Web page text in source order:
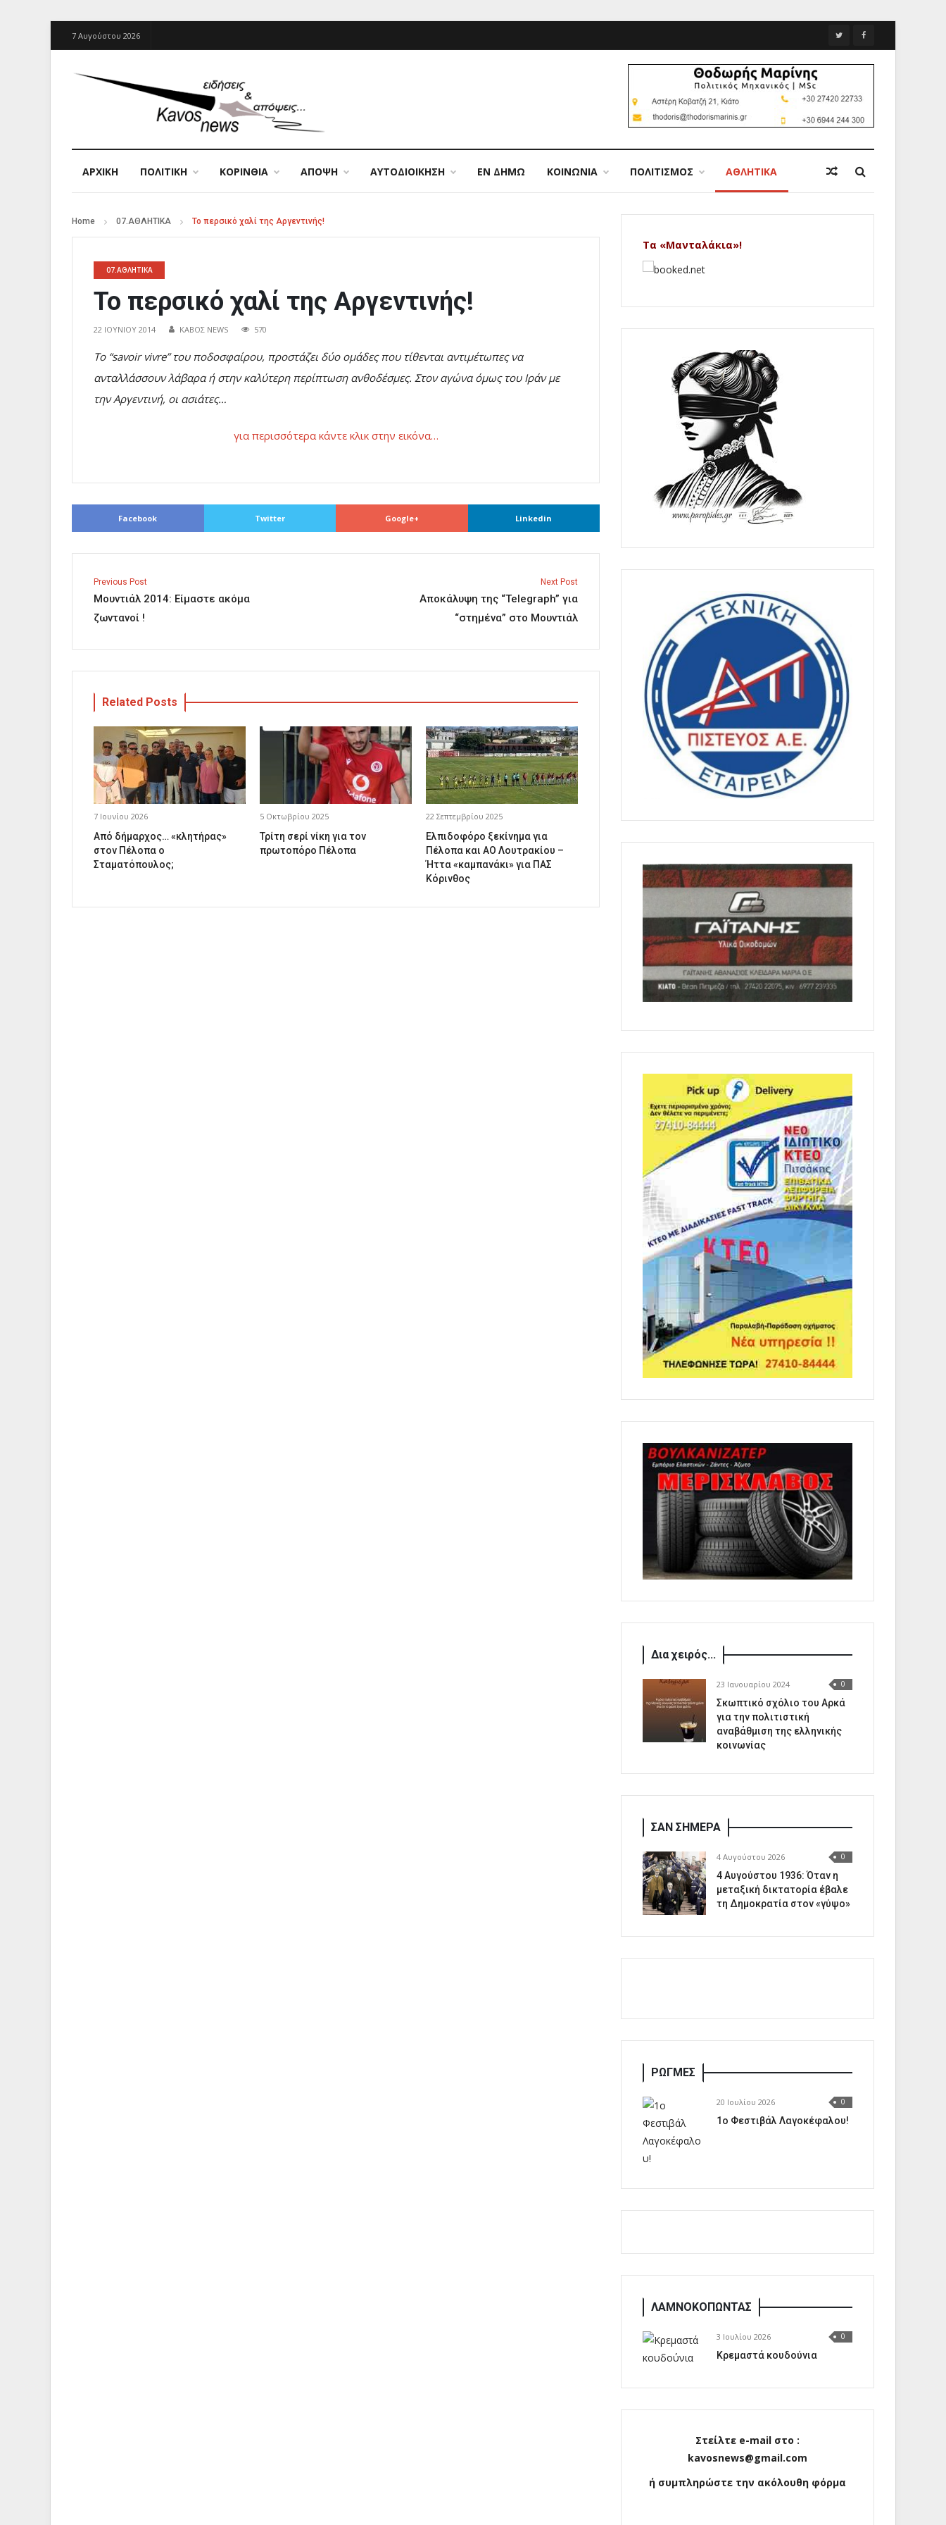
7 Αυγούστου 2026
ΑΡΧΙΚΉ ΠΟΛΙΤΙΚΗ ΚΟΡΙΝΘΙΑ ΑΠΟΨΗ ΑΥΤΟΔΙΟΙΚΗΣΗ ΕΝ ΔΗΜΩ ΚΟΙΝΩΝΙΑ ΠΟΛΙΤΙΣΜΟΣ ΑΘΛΗΤΙΚΑ
Home 07.ΑΘΛΗΤΙΚΑ Το περσικό χαλί της Αργεντινής!
07.ΑΘΛΗΤΙΚΑ
Το περσικό χαλί της Αργεντινής!
22 ΙΟΥΝΊΟΥ 2014 ΚΑΒΟΣ NEWS 570
Το “savoir vivre” του ποδοσφαίρου, προστάζει δύο ομάδες που τίθενται αντιμέτωπες να
ανταλλάσσουν λάβαρα ή στην καλύτερη περίπτωση ανθοδέσμες. Στον αγώνα όμως του Ιράν με
την Αργεντινή, οι ασιάτες…
για περισσότερα κάντε κλικ στην εικόνα…
Facebook Twitter Google+ Linkedin
Previous Post
Μουντιάλ 2014: Είμαστε ακόμα
ζωντανοί !
Next Post
Αποκάλυψη της “Telegraph” για
“στημένα” στο Μουντιάλ
Related Posts
7 Ιουνίου 2026
Από δήμαρχος… «κλητήρας»
στον Πέλοπα ο
Σταματόπουλος;
5 Οκτωβρίου 2025
Τρίτη σερί νίκη για τον
πρωτοπόρο Πέλοπα
22 Σεπτεμβρίου 2025
Ελπιδοφόρο ξεκίνημα για
Πέλοπα και ΑΟ Λουτρακίου –
Ήττα «καμπανάκι» για ΠΑΣ
Κόρινθος
Τα «Μανταλάκια»!
Δια χειρός...
23 Ιανουαρίου 2024 0
Σκωπτικό σχόλιο του Αρκά
για την πολιτιστική
αναβάθμιση της ελληνικής
κοινωνίας
ΣΑΝ ΣΗΜΕΡΑ
4 Αυγούστου 2026 0
4 Αυγούστου 1936: Όταν η
μεταξική δικτατορία έβαλε
τη Δημοκρατία στον «γύψο»
ΡΩΓΜΕΣ
20 Ιουλίου 2026 0
1o Φεστιβάλ Λαγοκέφαλου!
ΛΑΜΝΟΚΟΠΩΝΤΑΣ
3 Ιουλίου 2026 0
Κρεμαστά κουδούνια
Στείλτε e-mail στο :
kavosnews@gmail.com
ή συμπληρώστε την ακόλουθη φόρμα